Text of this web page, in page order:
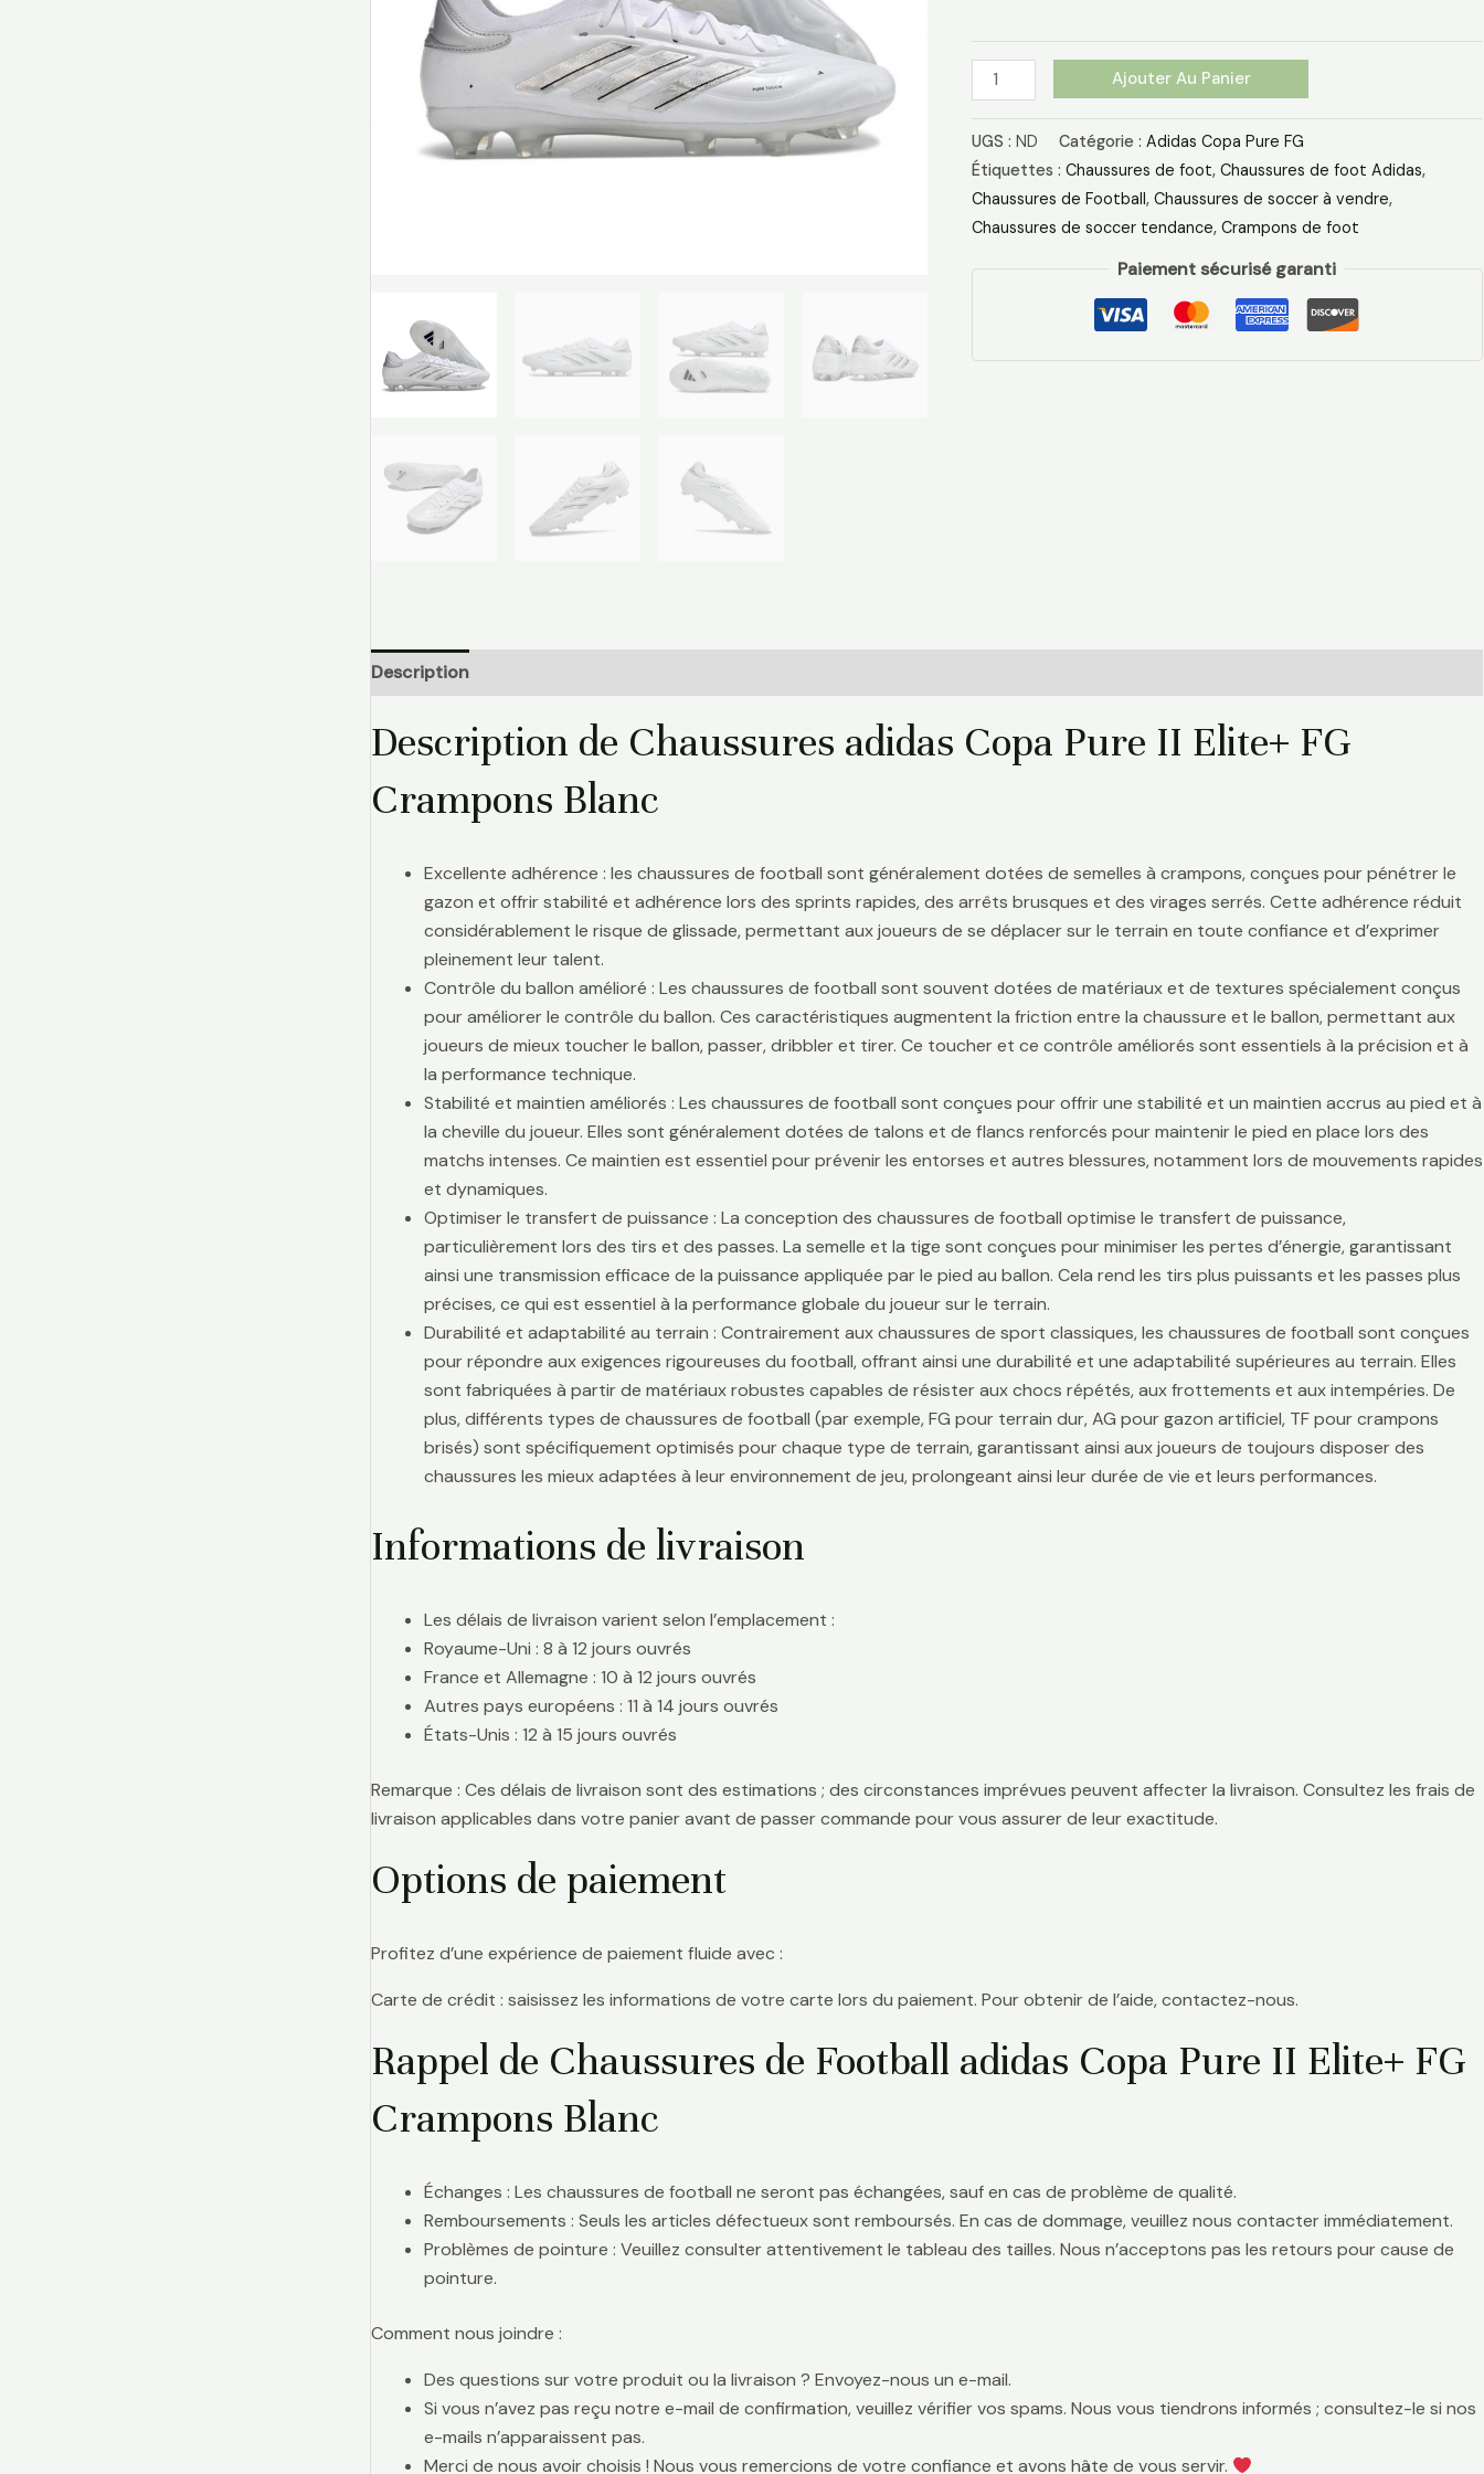
Argent
Mét
Ajouter Au Panier
UGS : ND Catégorie : Adidas Copa Pure FG
Étiquettes : Chaussures de foot, Chaussures de foot Adidas​,
Chaussures de Football, Chaussures de soccer à vendre,
Chaussures de soccer tendance, Crampons de foot
Paiement sécurisé garanti
Description
Description de Chaussures adidas Copa Pure II Elite+ FG
Crampons Blanc
Excellente adhérence : les chaussures de football sont généralement dotées de semelles à crampons, conçues pour pénétrer le
gazon et offrir stabilité et adhérence lors des sprints rapides, des arrêts brusques et des virages serrés. Cette adhérence réduit
considérablement le risque de glissade, permettant aux joueurs de se déplacer sur le terrain en toute confiance et d’exprimer
pleinement leur talent.
Contrôle du ballon amélioré : Les chaussures de football sont souvent dotées de matériaux et de textures spécialement conçus
pour améliorer le contrôle du ballon. Ces caractéristiques augmentent la friction entre la chaussure et le ballon, permettant aux
joueurs de mieux toucher le ballon, passer, dribbler et tirer. Ce toucher et ce contrôle améliorés sont essentiels à la précision et à
la performance technique.
Stabilité et maintien améliorés : Les chaussures de football sont conçues pour offrir une stabilité et un maintien accrus au pied et à
la cheville du joueur. Elles sont généralement dotées de talons et de flancs renforcés pour maintenir le pied en place lors des
matchs intenses. Ce maintien est essentiel pour prévenir les entorses et autres blessures, notamment lors de mouvements rapides
et dynamiques.
Optimiser le transfert de puissance : La conception des chaussures de football optimise le transfert de puissance,
particulièrement lors des tirs et des passes. La semelle et la tige sont conçues pour minimiser les pertes d’énergie, garantissant
ainsi une transmission efficace de la puissance appliquée par le pied au ballon. Cela rend les tirs plus puissants et les passes plus
précises, ce qui est essentiel à la performance globale du joueur sur le terrain.
Durabilité et adaptabilité au terrain : Contrairement aux chaussures de sport classiques, les chaussures de football sont conçues
pour répondre aux exigences rigoureuses du football, offrant ainsi une durabilité et une adaptabilité supérieures au terrain. Elles
sont fabriquées à partir de matériaux robustes capables de résister aux chocs répétés, aux frottements et aux intempéries. De
plus, différents types de chaussures de football (par exemple, FG pour terrain dur, AG pour gazon artificiel, TF pour crampons
brisés) sont spécifiquement optimisés pour chaque type de terrain, garantissant ainsi aux joueurs de toujours disposer des
chaussures les mieux adaptées à leur environnement de jeu, prolongeant ainsi leur durée de vie et leurs performances.
Informations de livraison
Les délais de livraison varient selon l’emplacement :
Royaume-Uni : 8 à 12 jours ouvrés
France et Allemagne : 10 à 12 jours ouvrés
Autres pays européens : 11 à 14 jours ouvrés
États-Unis : 12 à 15 jours ouvrés
Remarque : Ces délais de livraison sont des estimations ; des circonstances imprévues peuvent affecter la livraison. Consultez les frais de
livraison applicables dans votre panier avant de passer commande pour vous assurer de leur exactitude.
Options de paiement
Profitez d’une expérience de paiement fluide avec :
Carte de crédit : saisissez les informations de votre carte lors du paiement. Pour obtenir de l’aide, contactez-nous.
Rappel de Chaussures de Football adidas Copa Pure II Elite+ FG
Crampons Blanc
Échanges : Les chaussures de football ne seront pas échangées, sauf en cas de problème de qualité.
Remboursements : Seuls les articles défectueux sont remboursés. En cas de dommage, veuillez nous contacter immédiatement.
Problèmes de pointure : Veuillez consulter attentivement le tableau des tailles. Nous n’acceptons pas les retours pour cause de
pointure.
Comment nous joindre :
Des questions sur votre produit ou la livraison ? Envoyez-nous un e-mail.
Si vous n’avez pas reçu notre e-mail de confirmation, veuillez vérifier vos spams. Nous vous tiendrons informés ; consultez-le si nos
e-mails n’apparaissent pas.
Merci de nous avoir choisis ! Nous vous remercions de votre confiance et avons hâte de vous servir.